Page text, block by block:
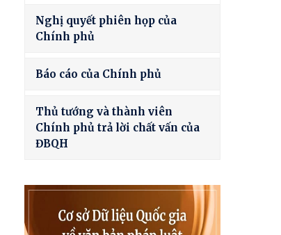
Nghị quyết phiên họp của
Chính phủ
Báo cáo của Chính phủ
Thủ tướng và thành viên
Chính phủ trả lời chất vấn của
ĐBQH